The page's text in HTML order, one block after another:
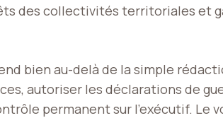
des collectivités territoriales et
bien au-delà de la simple
autoriser les déclarations de
permanent sur l’exécutif. Le